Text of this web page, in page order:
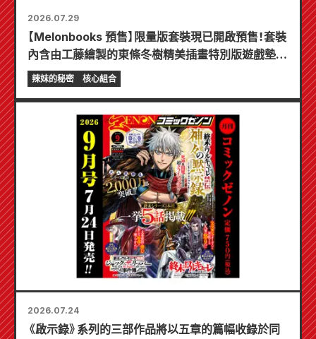
2026.07.29
【Melonbooks 預售】限量版套裝現已開啟預售！套裝
內含由工藤繪製的東條冬樹精美插畫特別版遊戲墊！
《辣妹新娘的秘密》最新第6卷將於10月20日發售！
辣妹的秘密 核心組合
2026.07.24
《啟示錄》系列的三部作品將以五章的篇幅收錄於同